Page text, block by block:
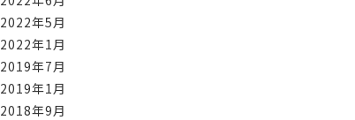
2022年5月
2022年1月
2019年7月
2019年1月
2018年9月